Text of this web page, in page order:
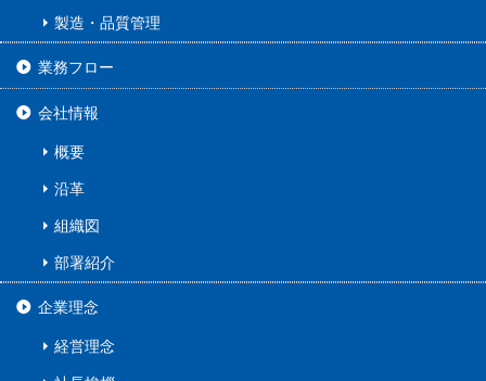
製造・品質管理
業務フロー
会社情報
概要
沿革
組織図
部署紹介
企業理念
経営理念